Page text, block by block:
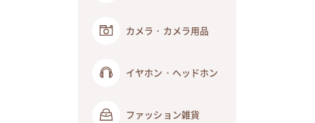
カメラ・カメラ用品
イヤホン・ヘッドホン
ファッション雑貨